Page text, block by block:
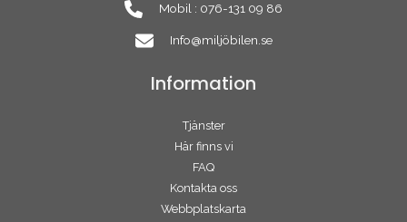
Mobil : 076-131 09 86
Info@miljöbilen.se
Information
Tjänster
Här finns vi
FAQ
Kontakta oss
Webbplatskarta